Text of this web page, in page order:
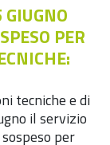
PER
tecniche e di
il servizio
per